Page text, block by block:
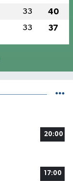
33 40
33 37
20:00
17:00